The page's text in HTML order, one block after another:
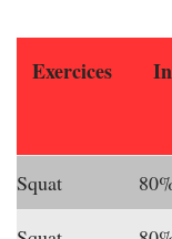
Exercices
Squat